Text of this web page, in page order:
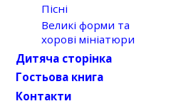
Пісні
Великі форми та
хорові мініатюри
Дитяча сторінка
Гостьова книга
Контакти